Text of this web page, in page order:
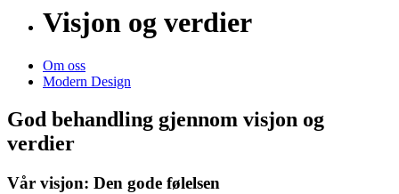
Visjon og verdier
Om oss
Modern Design
God behandling gjennom visjon og
verdier
Vår visjon: Den gode følelsen